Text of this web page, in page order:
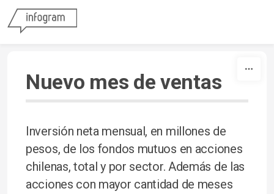
Nuevo mes de ventas
Inversión neta mensual, en millones de
pesos, de los fondos mutuos en acciones
chilenas, total y por sector. Además de las
acciones con mayor cantidad de meses